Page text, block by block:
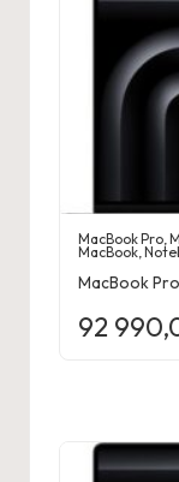
MacBook Pro ,
MacBook ,
MacBook
92